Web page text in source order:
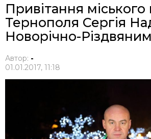
Привітання міського
Тернополя Сергія
Новорічно-
Автор: -
01.01.2017, 11:18